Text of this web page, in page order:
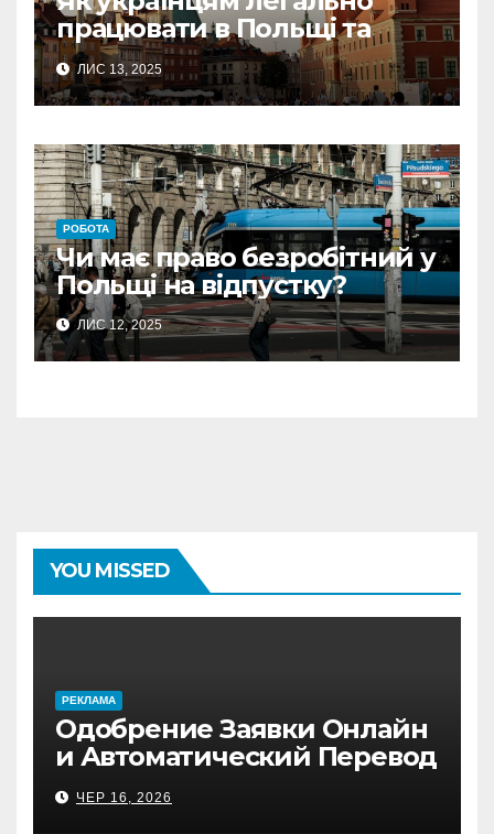
працювати в Польщі та
отримати кредит
ЛИС 13, 2025
РОБОТА
Чи має право безробітний у
Польщі на відпустку?
ЛИС 12, 2025
YOU MISSED
PЕКЛАМА
Одобрение Заявки Онлайн
и Автоматический Перевод
на Банковский Счёт.
Проверь
ЧЕР 16, 2026